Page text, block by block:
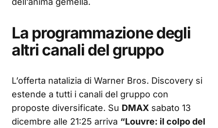
La programmazione degli
altri canali del gruppo
L’offerta natalizia di Warner Bros. Discovery si
estende a tutti i canali del gruppo con
proposte diversificate. Su DMAX sabato 13
dicembre alle 21:25 arriva “Louvre: il colpo del